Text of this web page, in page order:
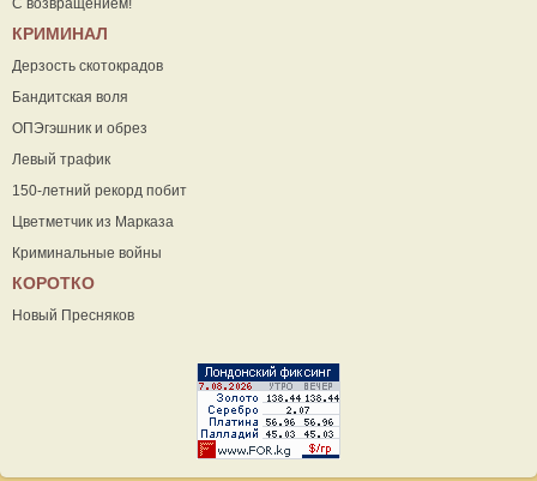
С возвращением!
КРИМИНАЛ
Дерзость скотокрадов
Бандитская воля
ОПЭгэшник и обрез
Левый трафик
150-летний рекорд побит
Цветметчик из Марказа
Криминальные войны
КОРОТКО
Новый Пресняков